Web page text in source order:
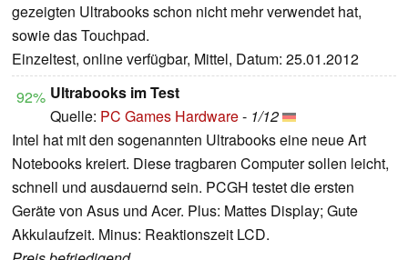
gezeigten Ultrabooks schon nicht mehr verwendet hat,
sowie das Touchpad.
Einzeltest, online verfügbar, Mittel, Datum: 25.01.2012
92% Ultrabooks im Test
Quelle: PC Games Hardware- 1/12
Intel hat mit den sogenannten Ultrabooks eine neue Art
Notebooks kreiert. Diese tragbaren Computer sollen leicht,
schnell und ausdauernd sein. PCGH testet die ersten
Geräte von Asus und Acer. Plus: Mattes Display; Gute
Akkulaufzeit. Minus: Reaktionszeit LCD.